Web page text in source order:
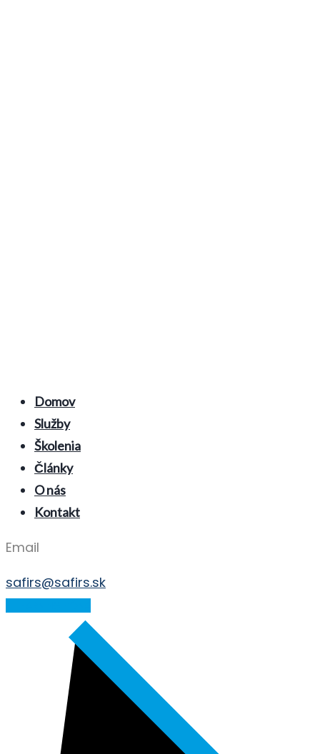
Domov
Služby
Školenia
Články
O nás
Kontakt
Email
safirs@safirs.sk